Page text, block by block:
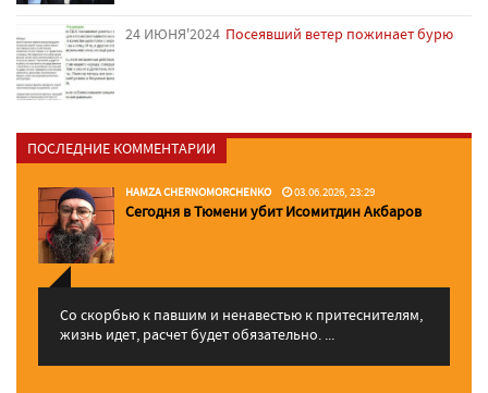
24 ИЮНЯ'2024 Посеявший ветер пожинает бурю
ПОСЛЕДНИЕ КОММЕНТАРИИ
HAMZA CHERNOMORCHENKO 03.06.2026, 23:29
Сегодня в Тюмени убит Исомитдин Акбаров
Со скорбью к павшим и ненавестью к притеснителям,
жизнь идет, расчет будет обязательно. ...